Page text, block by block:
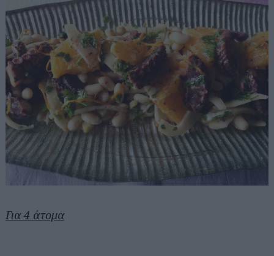
Για 4 άτομα